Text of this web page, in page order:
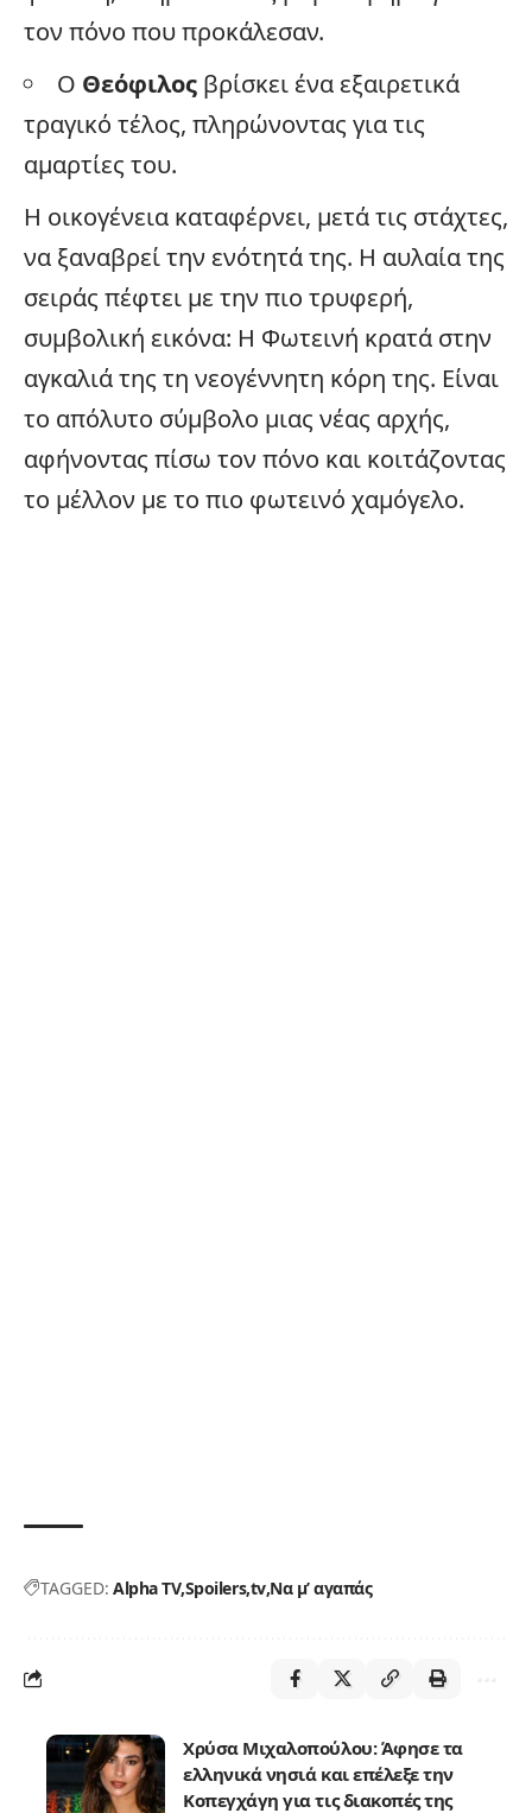
τον πόνο που προκάλεσαν.
Ο Θεόφιλος βρίσκει ένα εξαιρετικά
τραγικό τέλος, πληρώνοντας για τις
αμαρτίες του.
Η οικογένεια καταφέρνει, μετά τις στάχτες,
να ξαναβρεί την ενότητά της. Η αυλαία της
σειράς πέφτει με την πιο τρυφερή,
συμβολική εικόνα: Η Φωτεινή κρατά στην
αγκαλιά της τη νεογέννητη κόρη της. Είναι
το απόλυτο σύμβολο μιας νέας αρχής,
αφήνοντας πίσω τον πόνο και κοιτάζοντας
το μέλλον με το πιο φωτεινό χαμόγελο.
TAGGED: Alpha TVSpoilers tv Να μ’ αγαπάς
Χρύσα Μιχαλοπούλου: Άφησε τα
ελληνικά νησιά και επέλεξε την
Κοπεγχάγη για τις διακοπές της